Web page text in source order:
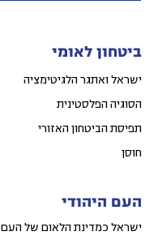
ביטחון לאומי
ישראל ואתגר הלגיטימציה
הסוגיה הפלסטינית
תפיסת הביטחון האזורי
חוסן
העם היהודי
ישראל כמדינת הלאום של העם